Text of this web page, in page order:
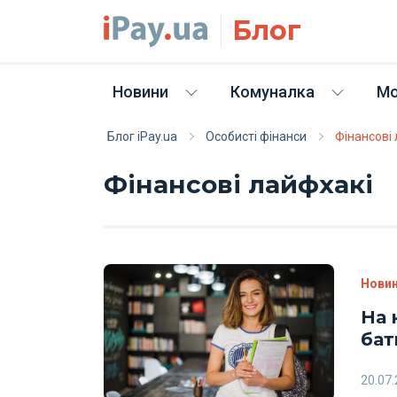
Блог
Новини Комуналка
Блог iPay.ua Особисті фінанси Фінансові
Фінансові лайфхакі
На